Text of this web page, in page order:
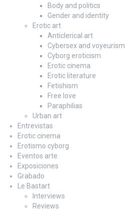
Body and politics
Gender and identity
Erotic art
Anticlerical art
Cybersex and voyeurism
Cyborg eroticism
Erotic cinema
Erotic literature
Fetishism
Free love
Paraphilias
Urban art
Entrevistas
Erotic cinema
Erotismo cyborg
Eventos arte
Exposiciones
Grabado
Le Bastart
Interviews
Reviews